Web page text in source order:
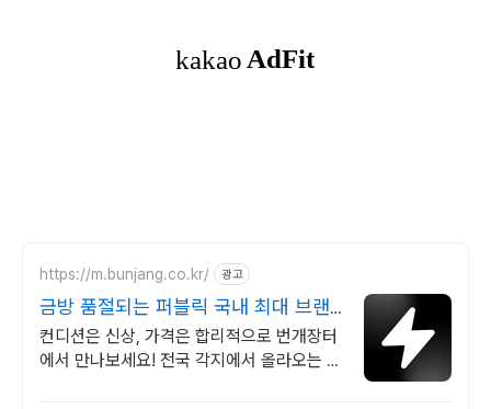
https://m.bunjang.co.kr/ 광고
금방 품절되는 퍼블릭 국내 최대 브랜
드 중고거래
컨디션은 신상, 가격은 합리적으로 번개장터
에서 만나보세요! 전국 각지에서 올라오는 전